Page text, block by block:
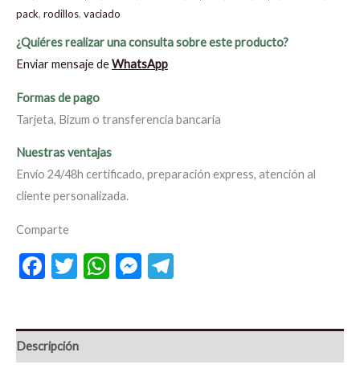
pack, rodillos, vaciado
¿Quiéres realizar una consulta sobre este producto?
Enviar mensaje deWhatsApp
Formas de pago
Tarjeta, Bizum o transferencia bancaria
Nuestras ventajas
Envío 24/48h certificado, preparación express, atención al
cliente personalizada.
Comparte
Facebook
Twitter
WhatsApp
Messenger
Descripción